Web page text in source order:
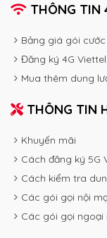
THÔNG TIN
Bảng giá gói cước
Đăng ký 4G
Mua thêm dung
THÔNG TIN
Khuyến mãi
Cách đăng ký 5G
Cách kiểm tra
Các gói gọi nội
Các gói gọi ngoại